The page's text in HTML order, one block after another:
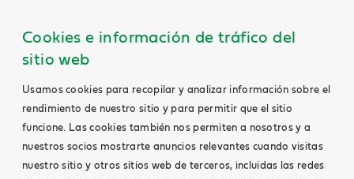
Cookies e información de tráfico del
sitio web
Usamos cookies para recopilar y analizar información sobre el
rendimiento de nuestro sitio y para permitir que el sitio
funcione. Las cookies también nos permiten a nosotros y a
nuestros socios mostrarte anuncios relevantes cuando visitas
nuestro sitio y otros sitios web de terceros, incluidas las redes